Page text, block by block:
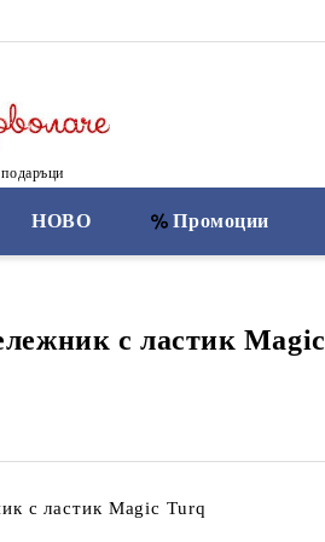
НОВО Промоции
с ластик Magic
с ластик Magic Turq